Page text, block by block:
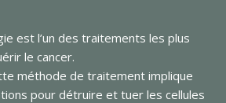
est l’un des traitements les plus
le cancer.
méthode de traitement implique
pour détruire et tuer les cellules